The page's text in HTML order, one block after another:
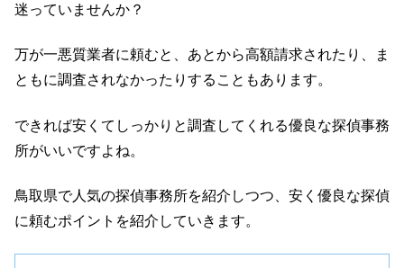
迷っていませんか？
万が一悪質業者に頼むと、あとから高額請求されたり、ま
ともに調査されなかったりすることもあります。
できれば安くてしっかりと調査してくれる優良な探偵事務
所がいいですよね。
鳥取県で人気の探偵事務所を紹介しつつ、安く優良な探偵
に頼むポイントを紹介していきます。